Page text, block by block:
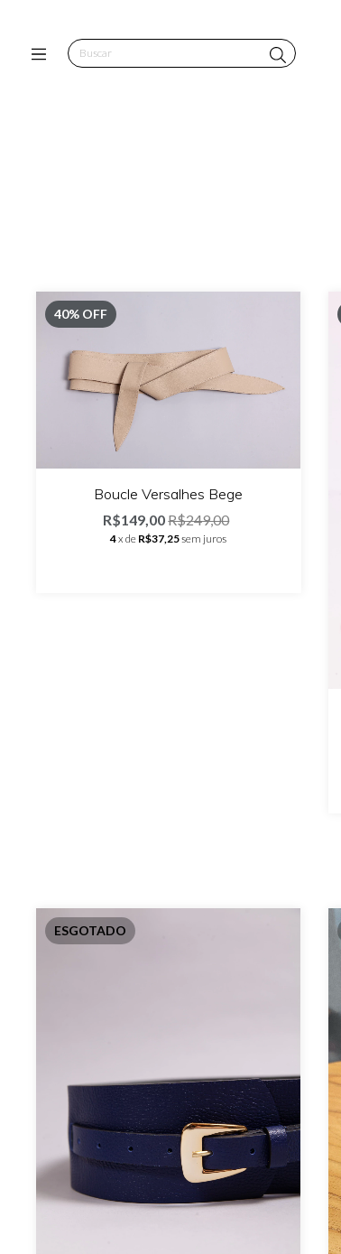
40% OFF
Boucle Versalhes Bege
R$149,00R$249,00
4x de R$37,25sem juros
ESGOTADO